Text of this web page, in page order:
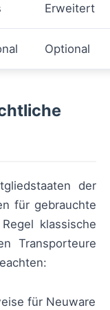
Erweitert
Optional
der
für gebrauchte
klassische
Transporteure
für Neuware